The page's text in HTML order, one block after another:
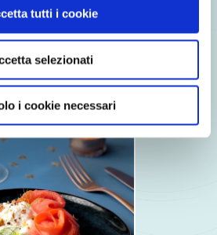
tutti i cookie
selezionati
i cookie necessari